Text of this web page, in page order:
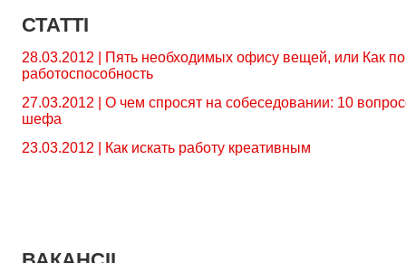
СТАТТІ
28.03.2012 | Пять необходимых офису вещей, или Как
работоспособность
27.03.2012 | О чем спросят на собеседовании: 10
шефа
23.03.2012 | Как искать работу креативным